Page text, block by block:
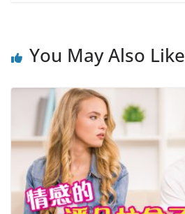
You May Also Like